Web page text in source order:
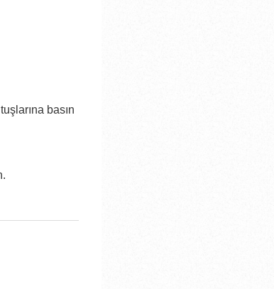
basın